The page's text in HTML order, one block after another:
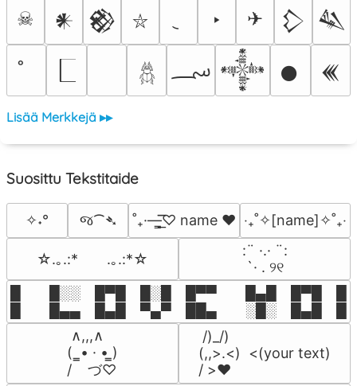
☠ 𒀭 𒆙 ⛥ ‣ ✈ 𒁷 𒈑
𓆣 ؄ 𒀱 𒊹 𒌍
Lisää Merkkejä ▸▸
Suosittu Tekstitaide
✧˖° જ⁀➴ ˚₊·—̳͟͞͞♡ name ♥️ ‎‧₊˚✧[name]✧˚₊‧
☆.｡.:*　　.｡.:*☆
⠀:¨ ·.· ¨:⠀
⠀ `· . ୨୧⠀
█  █░░ █▀█ █░█ █▀▀  █▄█ █▀█
█  █▄▄ █▄█ ▀▄▀ ██▄  ░█░ █▄█
∧,,,∧
(  ̳• · • ̳)
/    づ♡
/)_/)
(,,>.<)  <(your text)
/ >❤️